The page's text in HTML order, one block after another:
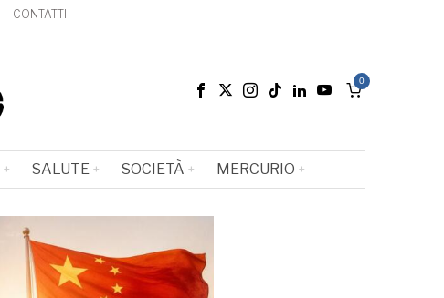
CONTATTI
0
SALUTE SOCIETÀ MERCURIO